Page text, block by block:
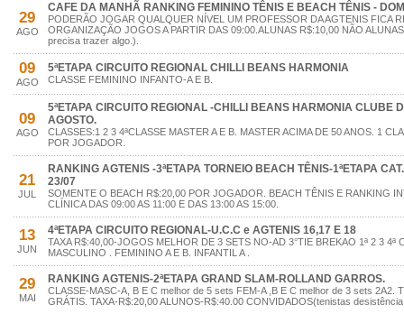
29
AGO
CAFE DA MANHÃ RANKING FEMININO TÊNIS E BEACH TÊNIS -
PODERÃO JOGAR QUALQUER NÍVEL UM PROFESSOR DA AGTENIS FICA
ORGANIZAÇÃO JOGOS A PARTIR DAS 09:00.ALUNAS R$:10,00 NÃO
precisa trazer algo.).
09
AGO
5ªETAPA CIRCUITO REGIONAL CHILLI BEANS HARMONIA
CLASSE FEMININO INFANTO-A E B.
09
AGO
5ªETAPA CIRCUITO REGIONAL -CHILLI BEANS HARMONIA CLUBE
AGOSTO.
CLASSES:1 2 3 4ªCLASSE MASTER A E B. MASTER ACIMA DE 50 ANOS. 1
POR JOGADOR.
21
JUL
RANKING AGTENIS -3ªETAPA TORNEIO BEACH TÊNIS-1ªETAPA
23/07
SOMENTE O BEACH R$:20,00 POR JOGADOR. BEACH TÊNIS E RANKING
CLÍNICA DAS 09:00 AS 11:00 E DAS 13:00 AS 15:00.
13
JUN
4ªETAPA CIRCUITO REGIONAL-U.C.C e AGTENIS 16,17 E 18
TAXA R$:40,00-JOGOS MELHOR DE 3 SETS NO-AD 3°TIE BREKAO 1ª 2 3 4ª
MASCULINO . FEMININO A E B. INFANTIL A .
29
MAI
RANKING AGTENIS-2ªETAPA GRAND SLAM-ROLLAND GARROS.
CLASSE-MASC-A, B E C melhor de 5 sets FEM-A ,B E C melhor de 3 sets 2A2.
GRÁTIS. TAXA-R$:20,00 ALUNOS-R$:40.00 CONVIDADOS(tenistas